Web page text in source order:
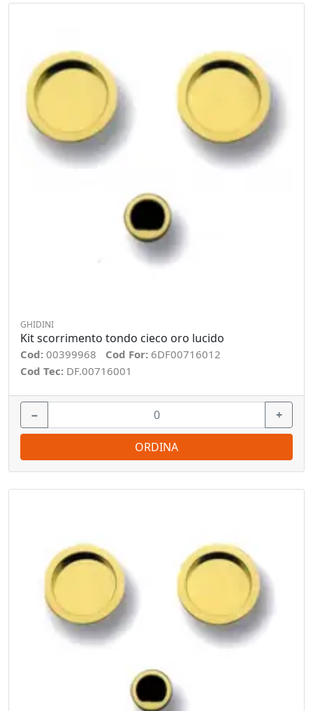
GHIDINI
Kit scorrimento tondo cieco oro lucido
Cod: 00399968 Cod For: 6DF00716012
Cod Tec: DF.00716001
− +
ORDINA